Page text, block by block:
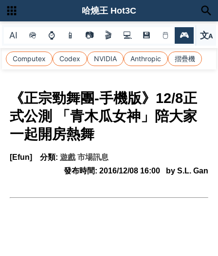
AI 🪖 ⌚ 📱 📷 🎬 💻 💾 🖱 🎮 文A
選
Computex Codex NVIDIA Anthropic 摺疊機
哈燒王 Hot3C
《正宗勁舞團-手機版》12/8正
式公測 「青木瓜女神」陪大家
一起開房熱舞
[Efun] 分類: 遊戲 市場訊息
發布時間: 2016/12/08 16:00 by S.L. Gan